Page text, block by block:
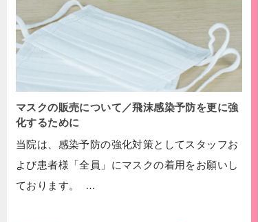
マスクの販売について／飛沫感染予防を更に強
化するために
当院は、感染予防の強化対策としてスタッフお
よび患者様「全員」にマスクの着用をお願いし
ております。 …